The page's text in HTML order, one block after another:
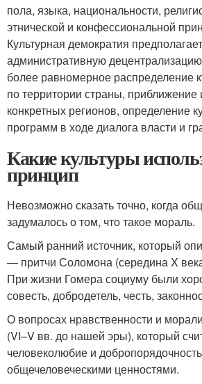
пола, языка, национальности,
этнической и конфессиональной
Культурная демократия
административную
более равномерное распределение
по территории страны, приближение
конкретных регионов, определение
программ в ходе диалога власти и
Какие культуры
принцип
Невозможно сказать точно, когда
задумалось о том, что такое мораль.
Самый ранний источник, который
— притчи Соломона (середина X
При жизни Гомера социуму были
совесть, добродетель, честь,
О вопросах нравственности и
(VI–V вв. до нашей эры), который
человеколюбие и
общечеловеческими ценностями.